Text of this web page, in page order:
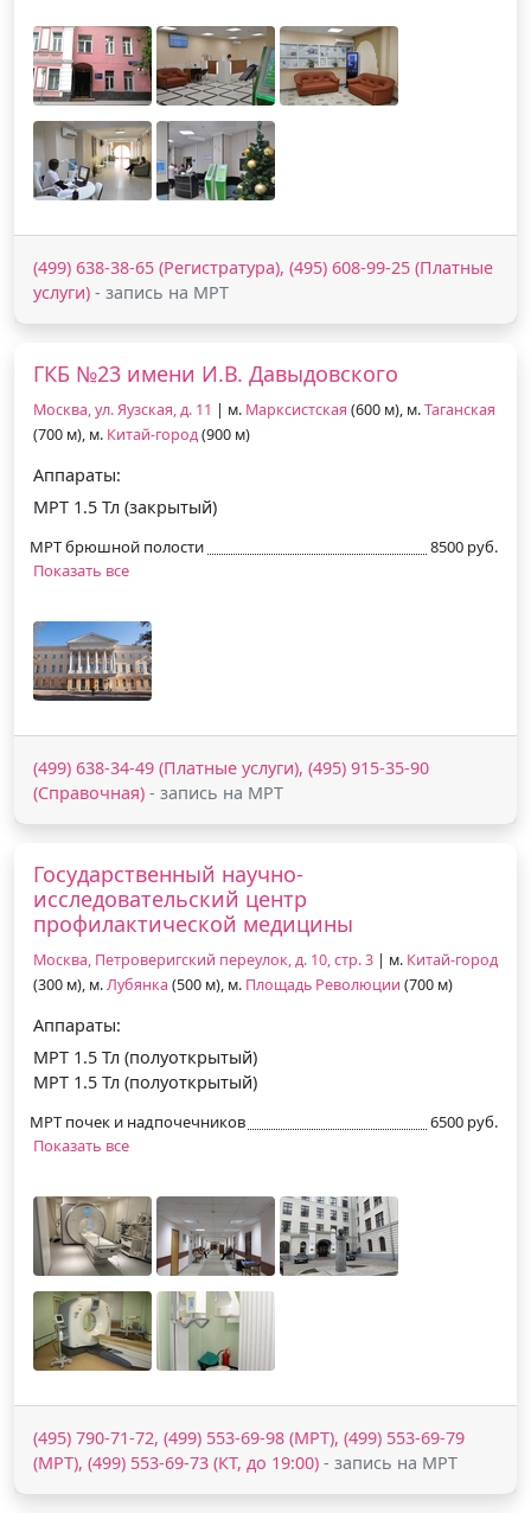
(499) 638-38-65 (Регистратура), (495) 608-99-25 (Платные
услуги) - запись на МРТ
ГКБ №23 имени И.В. Давыдовского
Москва, ул. Яузская, д. 11 | м. Марксистская (600 м), м.Таганская
(700 м), м. Китай-город(900 м)
Аппараты:
МРТ 1.5 Тл (закрытый)
МРТ брюшной полости
8500 руб.
Показать все
(499) 638-34-49 (Платные услуги), (495) 915-35-90
(Справочная) - запись на МРТ
Государственный научно-
исследовательский центр
профилактической медицины
Москва, Петроверигский переулок, д. 10, стр. 3 | м. Китай-город
(300 м), м.Лубянка (500 м), м. Площадь Революции (700 м)
Аппараты:
МРТ 1.5 Тл (полуоткрытый)
МРТ 1.5 Тл (полуоткрытый)
МРТ почек и надпочечников
6500 руб.
Показать все
(495) 790-71-72, (499) 553-69-98 (МРТ), (499) 553-69-79
(МРТ), (499) 553-69-73 (КТ, до 19:00) - запись на МРТ